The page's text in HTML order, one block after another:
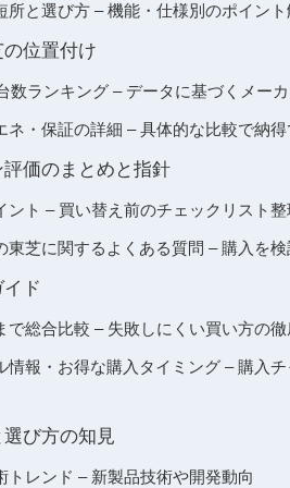
と選び方 – 機能・仕様別のポイント
位置付け
数ランキング – データに基づくメー
・保証の詳細 – 具体的な比較で納
価のまとめと指針
ト – 買い替え前のチェックリスト整
芝に関するよくある質問 – 購入を
ド
総合比較 – 失敗しにくい買い方の徹
報・お得な購入タイミング – 購入
び方の知見
レンド – 新製品技術や開発動向